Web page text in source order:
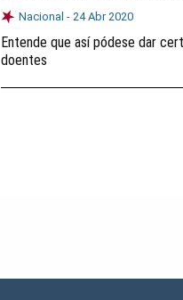
Nacional - 24 Abr 2020
Entende que así pódese dar
doentes